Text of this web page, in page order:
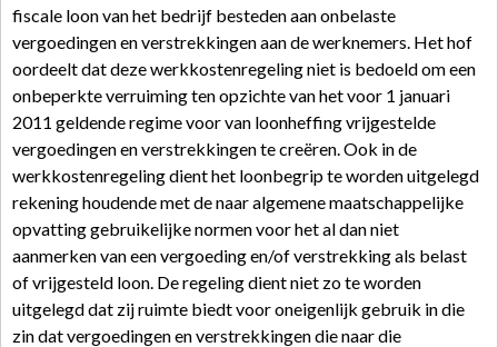
fiscale loon van het bedrijf besteden aan onbelaste
vergoedingen en verstrekkingen aan de werknemers. Het hof
oordeelt dat deze werkkostenregeling niet is bedoeld om een
onbeperkte verruiming ten opzichte van het voor 1 januari
2011 geldende regime voor van loonheffing vrijgestelde
vergoedingen en verstrekkingen te creëren. Ook in de
werkkostenregeling dient het loonbegrip te worden uitgelegd
rekening houdende met de naar algemene maatschappelijke
opvatting gebruikelijke normen voor het al dan niet
aanmerken van een vergoeding en/of verstrekking als belast
of vrijgesteld loon. De regeling dient niet zo te worden
uitgelegd dat zij ruimte biedt voor oneigenlijk gebruik in die
zin dat vergoedingen en verstrekkingen die naar die